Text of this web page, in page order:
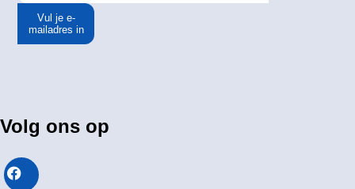
Vul je e-
mailadres in
Volg ons op